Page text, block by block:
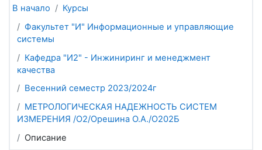
В начало
Курсы
Факультет "И" Информационные и управляющие
системы
Кафедра "И2" - Инжиниринг и менеджмент
качества
Весенний семестр 2023/2024г
МЕТРОЛОГИЧЕСКАЯ НАДЕЖНОСТЬ СИСТЕМ
ИЗМЕРЕНИЯ /О2/Орешина О.А./О202Б
Описание